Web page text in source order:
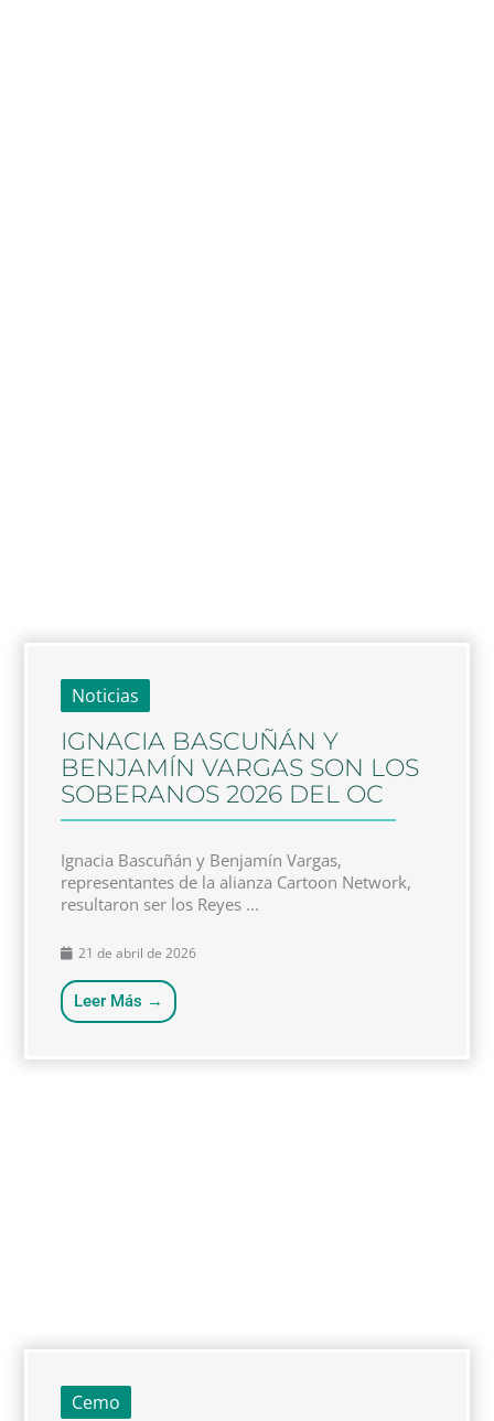
Noticias
IGNACIA BASCUÑÁN Y
BENJAMÍN VARGAS SON LOS
SOBERANOS 2026 DEL OC
Ignacia Bascuñán y Benjamín Vargas,
representantes de la alianza Cartoon Network,
resultaron ser los Reyes ...
21 de abril de 2026
Leer Más →
Cemo